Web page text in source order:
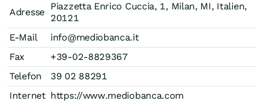
Adresse
Piazzetta Enrico Cuccia, 1, Milan, MI, Italien,
20121
E-Mail
info@mediobanca.it
Fax
+39-02-8829367
Telefon
39 02 88291
Internet https://www.mediobanca.com